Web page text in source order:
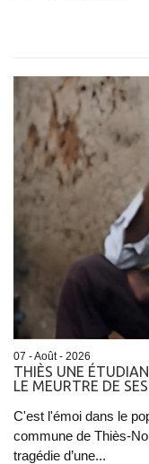
07 - Août - 2026
THIÈS UNE
LE MEURTRE DE
C'est l'émoi dans le
commune de Thiès-
tragédie d’une...